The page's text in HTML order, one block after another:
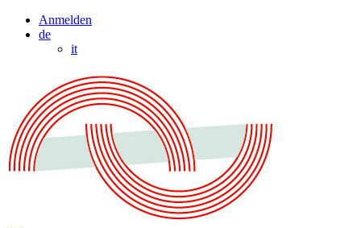
Anmelden
de
it